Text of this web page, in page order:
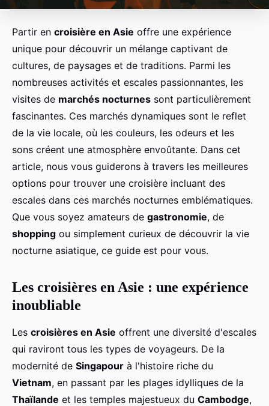
Partir en croisière en Asie offre une expérience
unique pour découvrir un mélange captivant de
cultures, de paysages et de traditions. Parmi les
nombreuses activités et escales passionnantes, les
visites de marchés nocturnes sont particulièrement
fascinantes. Ces marchés dynamiques sont le reflet
de la vie locale, où les couleurs, les odeurs et les
sons créent une atmosphère envoûtante. Dans cet
article, nous vous guiderons à travers les meilleures
options pour trouver une croisière incluant des
escales dans ces marchés nocturnes emblématiques.
Que vous soyez amateurs de gastronomie, de
shopping ou simplement curieux de découvrir la vie
nocturne asiatique, ce guide est pour vous.
Les croisières en Asie : une expérience
inoubliable
Les croisières en Asie offrent une diversité d'escales
qui raviront tous les types de voyageurs. De la
modernité de Singapour à l'histoire riche du
Vietnam, en passant par les plages idylliques de la
Thaïlande et les temples majestueux du Cambodge,